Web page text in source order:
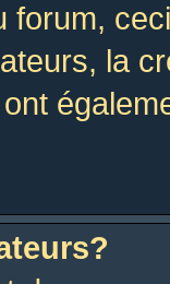
forum,
la